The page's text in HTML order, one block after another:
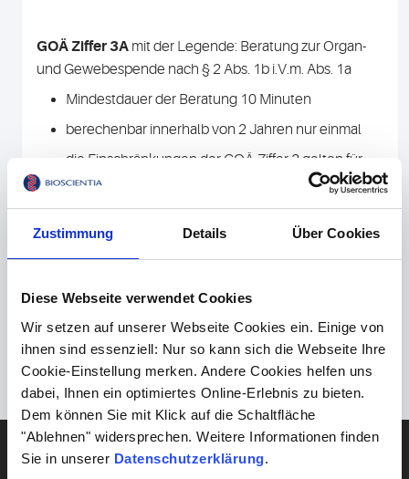
Zustimmung Details Über Cookies
Diese Webseite verwendet Cookies
Wir setzen auf unserer Webseite Cookies ein. Einige von
ihnen sind essenziell: Nur so kann sich die Webseite Ihre
Cookie-Einstellung merken. Andere Cookies helfen uns
dabei, Ihnen ein optimiertes Online-Erlebnis zu bieten.
Dem können Sie mit Klick auf die Schaltfläche
"Ablehnen" widersprechen. Weitere Informationen finden
Sie in unserer Datenschutzerklärung.
GOÄ Ziffer 3A mit der Legende: Beratung zur Organ-
und Gewebespende nach § 2 Abs. 1b i.V.m. Abs. 1a
Mindestdauer der Beratung 10 Minuten
berechenbar innerhalb von 2 Jahren nur einmal
die Einschränkungen der GOÄ-Ziffer 3 gelten für
dieBerechnung der analogen Leistung nicht
Bundesärztekammer.
Die entsprechenden Informationsmaterialien stellt die
Bundeszentrale für gesundheitliche Aufklärung (BZgA)zur
Verfügung.
DIAGNOSTIK
Blut